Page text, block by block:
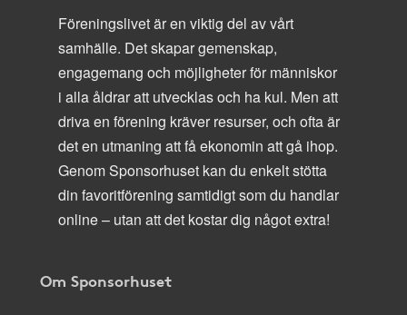
Föreningslivet är en viktig del av vårt
samhälle. Det skapar gemenskap,
engagemang och möjligheter för människor
i alla åldrar att utvecklas och ha kul. Men att
driva en förening kräver resurser, och ofta är
det en utmaning att få ekonomin att gå ihop.
Genom Sponsorhuset kan du enkelt stötta
din favoritförening samtidigt som du handlar
online – utan att det kostar dig något extra!
Om Sponsorhuset